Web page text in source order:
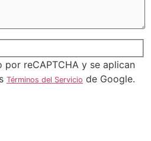
reCAPTCHA y se aplican
Términos del Servicio de Google.